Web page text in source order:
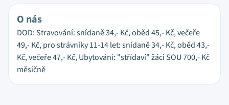
O nás
DOD: Stravování: snídaně 34,- Kč, oběd 45,- Kč, večeře
49,- Kč, pro strávníky 11-14 let: snídaně 34,- Kč, oběd 43,-
Kč, večeře 47,- Kč, Ubytování: "střídaví" žáci SOU 700,- Kč
měsíčně